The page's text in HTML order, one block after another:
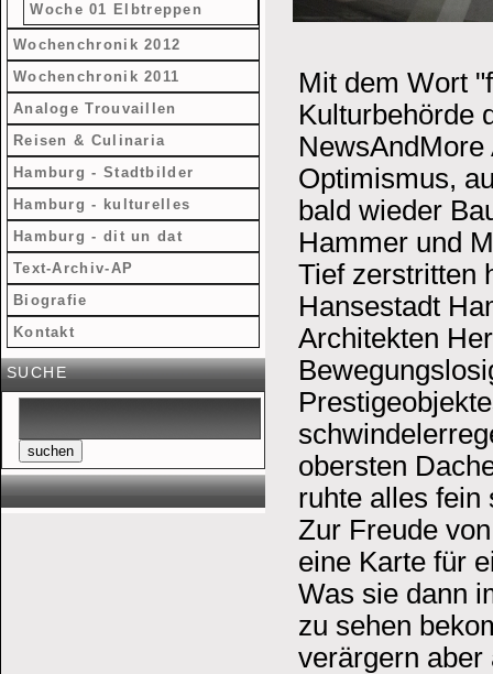
Woche 01 Elbtreppen
Wochenchronik 2012
Wochenchronik 2011
Analoge Trouvaillen
Reisen & Culinaria
Hamburg - Stadtbilder
Hamburg - kulturelles
Hamburg - dit un dat
Text-Archiv-AP
Biografie
Kontakt
SUCHE
suchen
Mit dem Wort
Kulturbehörde
Optimismus,
bald wieder
Hammer und
Tief zerstritten
Hansestadt
Architekten
obersten
ruhte alles fein
Zur Freude
eine Karte für
Was sie dann
zu sehen
verärgern aber